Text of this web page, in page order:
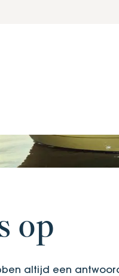
op
altijd een